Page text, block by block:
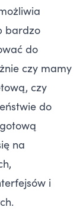
bardzo
do
czy mamy
czy
do
na
i